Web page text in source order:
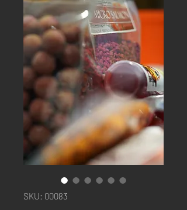
SKU: 00083